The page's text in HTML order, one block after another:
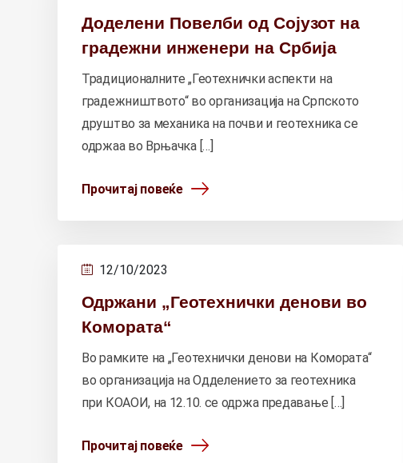
Доделени Повелби од Сојузот на
градежни инженери на Србија
Традиционалните „Геотехнички аспекти на
градежништвото“ во организација на Српското
друштво за механика на почви и геотехника се
одржаа во Врњачка […]
Прочитај повеќе
12/10/2023
Одржани „Геотехнички денови во
Комората“
Во рамките на „Геотехнички денови на Комората“
во организација на Одделението за геотехника
при КОАOИ, на 12.10. се одржа предавање […]
Прочитај повеќе